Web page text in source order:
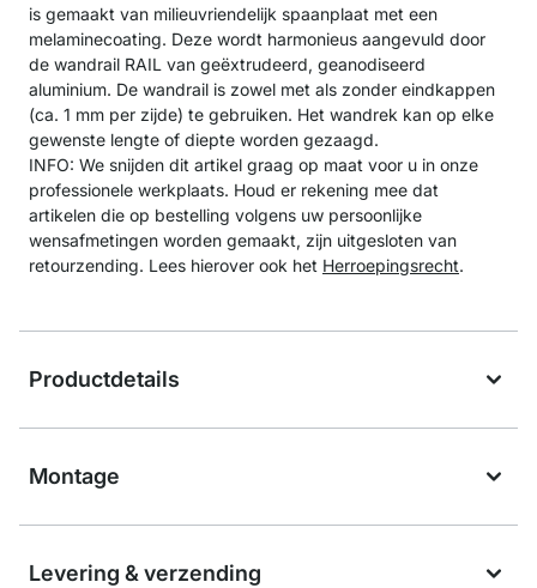
is gemaakt van milieuvriendelijk spaanplaat met een
melaminecoating. Deze wordt harmonieus aangevuld door
de wandrail RAIL van geëxtrudeerd, geanodiseerd
aluminium. De wandrail is zowel met als zonder eindkappen
(ca. 1 mm per zijde) te gebruiken. Het wandrek kan op elke
gewenste lengte of diepte worden gezaagd.
INFO: We snijden dit artikel graag op maat voor u in onze
professionele werkplaats. Houd er rekening mee dat
artikelen die op bestelling volgens uw persoonlijke
wensafmetingen worden gemaakt, zijn uitgesloten van
retourzending. Lees hierover ook het Herroepingsrecht.
Productdetails
Montage
Levering & verzending